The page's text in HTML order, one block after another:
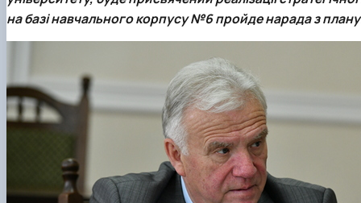
на базі навчального корпусу №6 пройденарада з